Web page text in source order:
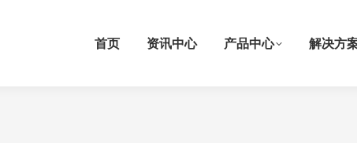
首页 资讯中心 产品中心 解决方